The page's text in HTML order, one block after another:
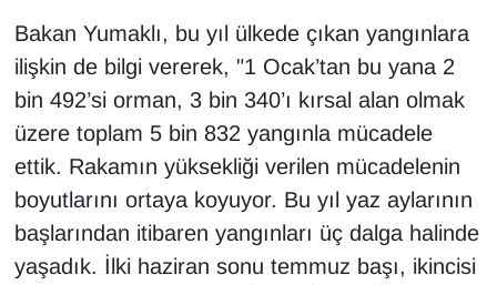
Bakan Yumaklı, bu yıl ülkede çıkan yangınlara
ilişkin de bilgi vererek, "1 Ocak’tan bu yana 2
bin 492’si orman, 3 bin 340’ı kırsal alan olmak
üzere toplam 5 bin 832 yangınla mücadele
ettik. Rakamın yüksekliği verilen mücadelenin
boyutlarını ortaya koyuyor. Bu yıl yaz aylarının
başlarından itibaren yangınları üç dalga halinde
yaşadık. İlki haziran sonu temmuz başı, ikincisi